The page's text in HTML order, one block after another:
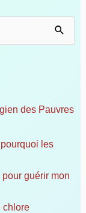
des Pauvres
les
guérir mon
chlore